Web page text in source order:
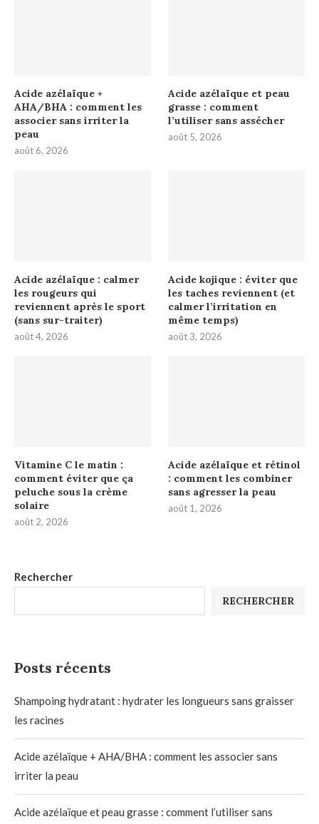
Rechercher
RECHERCHER
Posts récents
Shampoing hydratant : hydrater les longueurs sans graisser
les racines
Acide azélaïque + AHA/BHA : comment les associer sans
irriter la peau
Acide azélaïque et peau grasse : comment l’utiliser sans
Acide azélaïque +
AHA/BHA : comment les
associer sans irriter la
peau
août 6, 2026
Acide azélaïque et peau
grasse : comment
l’utiliser sans assécher
août 5, 2026
Acide azélaïque : calmer
les rougeurs qui
reviennent après le sport
(sans sur-traiter)
août 4, 2026
Acide kojique : éviter que
les taches reviennent (et
calmer l’irritation en
même temps)
août 3, 2026
Vitamine C le matin :
comment éviter que ça
peluche sous la crème
solaire
août 2, 2026
Acide azélaïque et rétinol
: comment les combiner
sans agresser la peau
août 1, 2026